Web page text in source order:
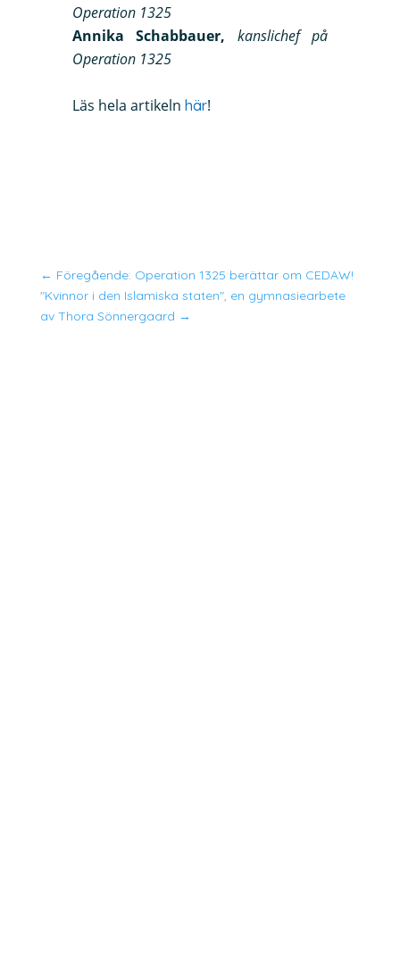
Operation 1325
Annika Schabbauer, kanslichef på
Operation 1325
Läs hela artikeln här!
← Föregående: Operation 1325 berättar om CEDAW!
"Kvinnor i den Islamiska staten", en gymnasiearbete
av Thora Sönnergaard →